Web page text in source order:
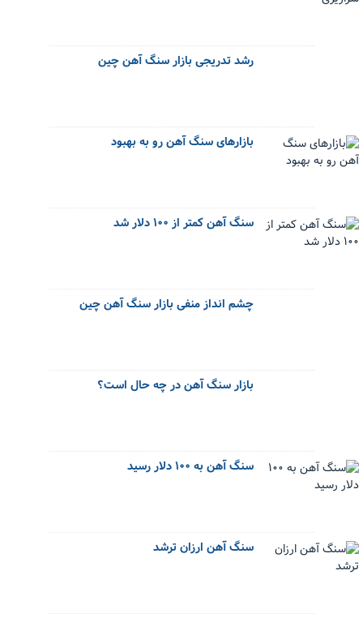
رشد تدریجی بازار سنگ آهن چین
بازارهای سنگ آهن رو به بهبود
سنگ آهن کمتر از ۱۰۰ دلار شد
چشم انداز منفی بازار سنگ آهن چین
بازار سنگ آهن در چه حال است؟
سنگ آهن به ۱۰۰ دلار رسید
سنگ آهن ارزان ترشد